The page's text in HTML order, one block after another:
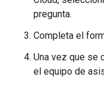
pregunta.
Completa el
Una vez que se
el equipo de